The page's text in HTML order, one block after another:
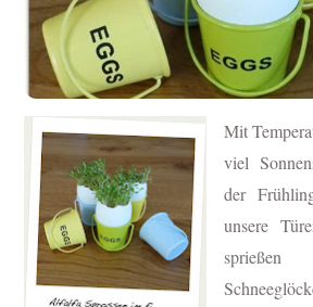
Mit
viel
der
unsere